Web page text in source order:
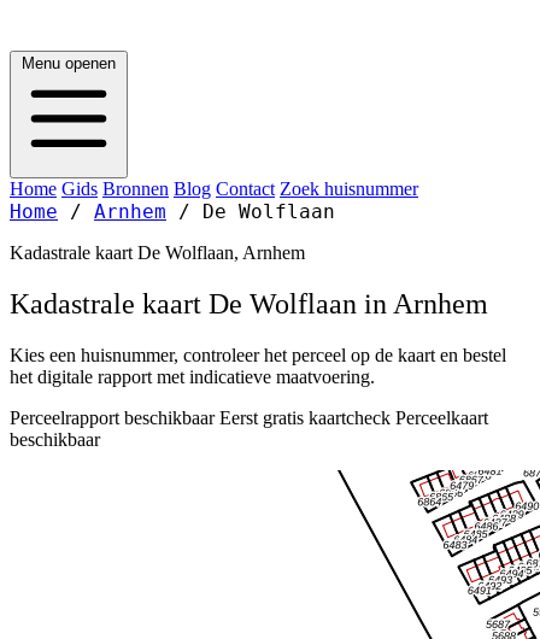
Menu openen
Home Gids Bronnen Blog Contact Zoek huisnummer
Home / Arnhem / De Wolflaan
Kadastrale kaart De Wolflaan, Arnhem
Kadastrale kaart De Wolflaan in Arnhem
Kies een huisnummer, controleer het perceel op de kaart en bestel
het digitale rapport met indicatieve maatvoering.
Perceelrapport beschikbaar Eerst gratis kaartcheck Perceelkaart
beschikbaar